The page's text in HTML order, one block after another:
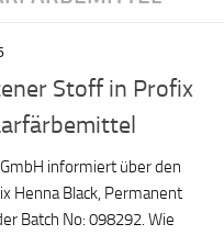
Stoff in Profix
informiert über den
Henna Black, Permanent
Batch No: 098292. Wie